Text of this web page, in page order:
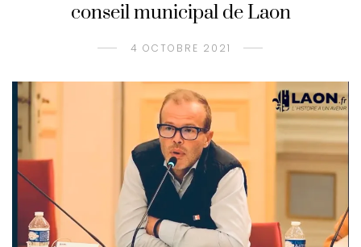
conseil municipal de Laon
4 OCTOBRE 2021